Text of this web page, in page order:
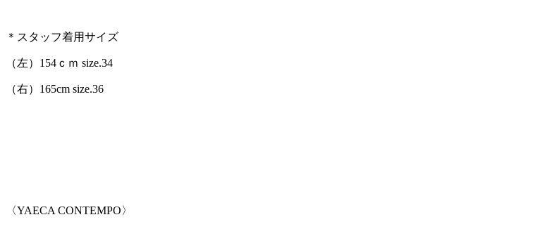
＊スタッフ着用サイズ
（左）154ｃｍ size.34
（右）165cm size.36
〈YAECA CONTEMPO〉